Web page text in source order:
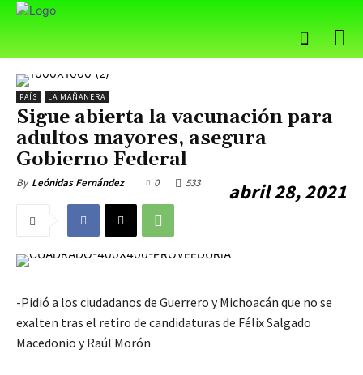
PAÍS LA MAÑANERA
Sigue abierta la vacunación para
adultos mayores, asegura
Gobierno Federal
By Leónidas Fernández abril 28, 2021
0 533
-Pidió a los ciudadanos de Guerrero y Michoacán que no se
exalten tras el retiro de candidaturas de Félix Salgado
Macedonio y Raúl Morón